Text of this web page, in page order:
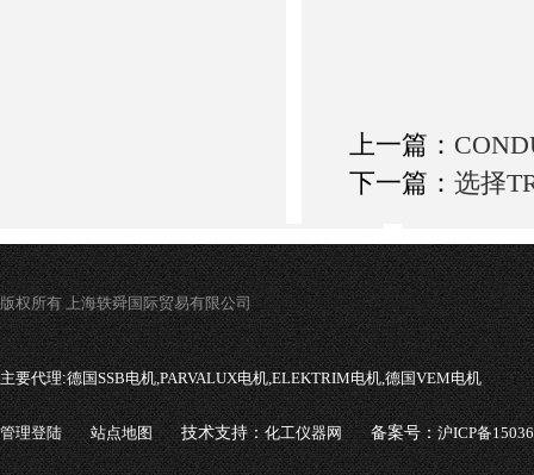
上一篇：
下一篇： 选择
版权所有 上海轶舜国际贸易有限公司
主要代理:德国SSB电机,PARVALUX电机,ELEKTRIM电机,德国VEM电机
管理登陆 站点地图 技术支持：化工仪器网 备案号：沪ICP备